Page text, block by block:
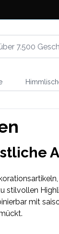
mit